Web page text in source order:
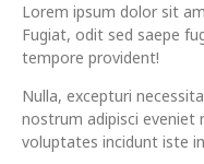
Lorem ipsum dolor sit
Fugiat, odit sed saepe
tempore provident!
Nulla, excepturi
nostrum adipisci eveniet
voluptates incidunt iste